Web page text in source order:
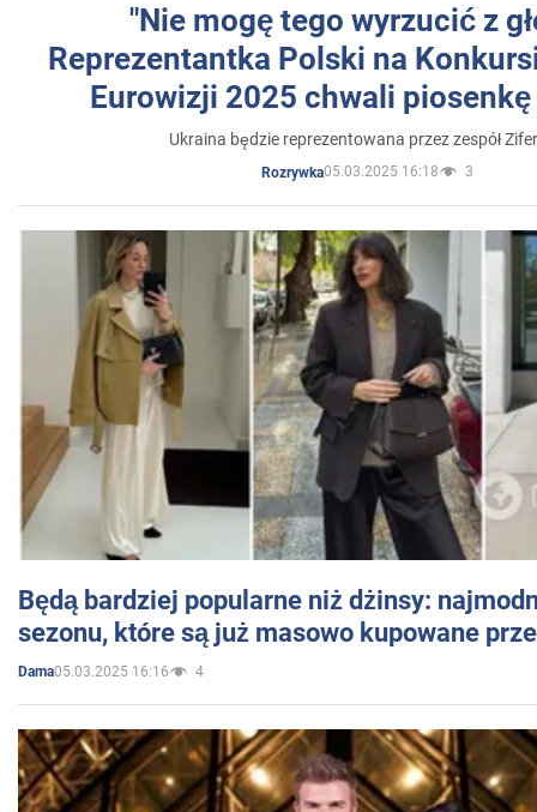
"Nie mogę tego wyrzucić z
Reprezentantka Polski na
Eurowizji 2025 chwali
Ukraina będzie reprezentowana przez zespół
Rozrywka05.03.2025 16:18 3
Będą bardziej popularne niż dżinsy:
sezonu, które są już masowo kupowane
Dama05.03.2025 16:16 4